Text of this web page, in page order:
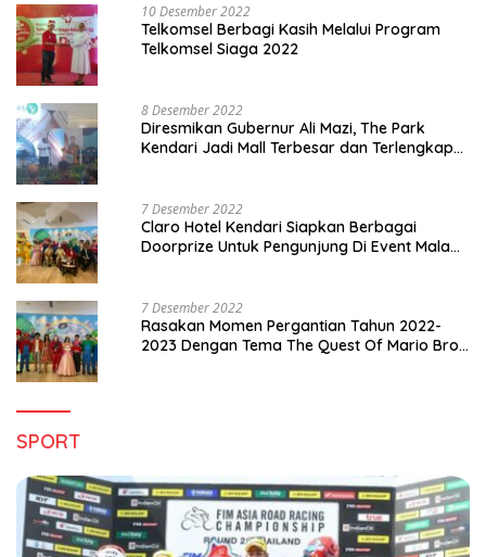
10 Desember 2022
Telkomsel Berbagi Kasih Melalui Program
Telkomsel Siaga 2022
8 Desember 2022
Diresmikan Gubernur Ali Mazi, The Park
Kendari Jadi Mall Terbesar dan Terlengkap
7 Desember 2022
Claro Hotel Kendari Siapkan Berbagai
Doorprize Untuk Pengunjung Di Event Malam
7 Desember 2022
Rasakan Momen Pergantian Tahun 2022-
2023 Dengan Tema The Quest Of Mario Bros
SPORT